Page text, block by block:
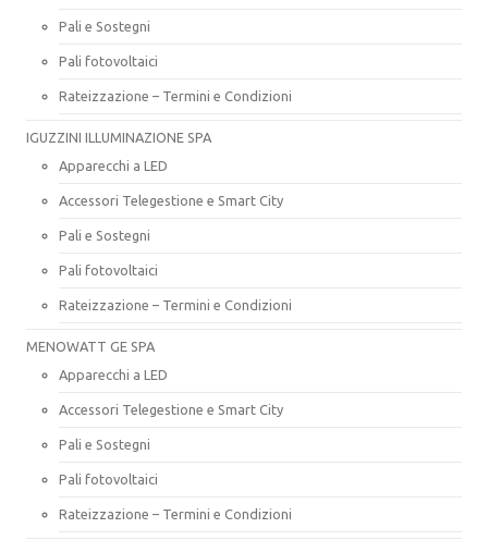
Pali e Sostegni
Pali fotovoltaici
Rateizzazione – Termini e Condizioni
IGUZZINI ILLUMINAZIONE SPA
Apparecchi a LED
Accessori Telegestione e Smart City
Pali e Sostegni
Pali fotovoltaici
Rateizzazione – Termini e Condizioni
MENOWATT GE SPA
Apparecchi a LED
Accessori Telegestione e Smart City
Pali e Sostegni
Pali fotovoltaici
Rateizzazione – Termini e Condizioni